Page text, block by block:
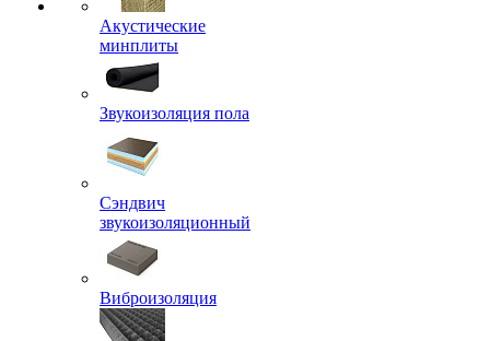
Акустические
минплиты
Звукоизоляция пола
Сэндвич
звукоизоляционный
Виброизоляция